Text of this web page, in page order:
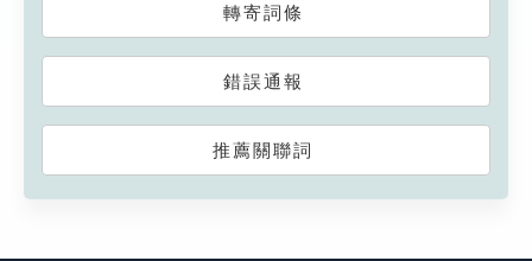
轉寄詞條
錯誤通報
推薦關聯詞